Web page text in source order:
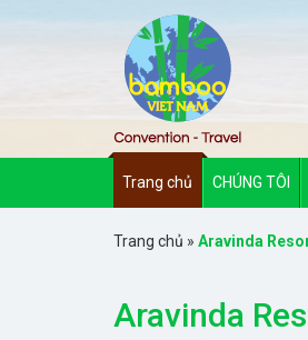
Trang chủ CHÚNG TÔI
Trang chủ » Aravinda
Aravinda